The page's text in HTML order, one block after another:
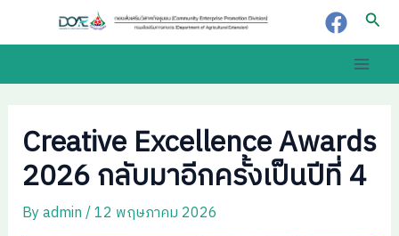
Main
Creative Excellence Awards
2026 กลับมาอีกครั้งเป็นปีที่ 4
Byadmin/12 พฤษภาคม 2026
navigation